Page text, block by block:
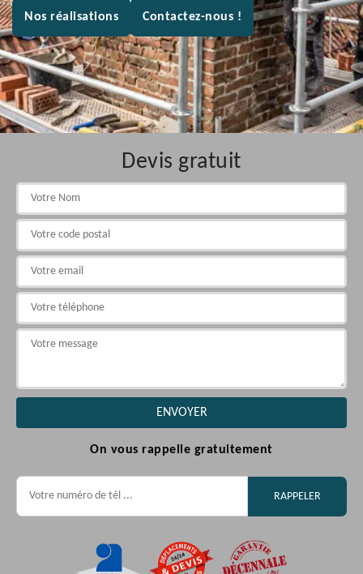
Nos réalisations Contactez-nous !
Devis gratuit
On vous rappelle gratuitement